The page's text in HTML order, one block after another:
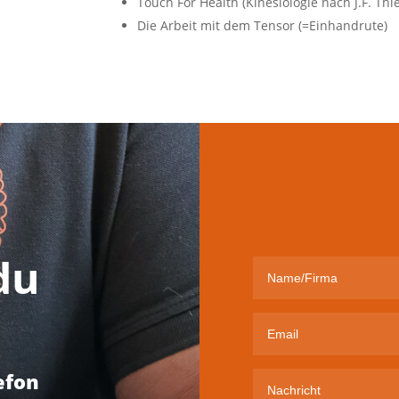
Die Arbeit mit dem Tensor (=Einhandrute)